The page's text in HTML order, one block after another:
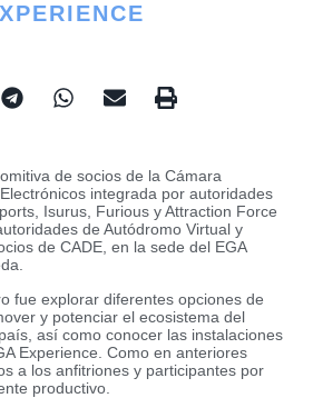
de socios de la Cámara
integrada por autoridades
Isurus, Furious y Attraction Force
de Autódromo Virtual y
de CADE, en la sede del EGA
fue explorar diferentes opciones de
y potenciar el ecosistema del
así como conocer las instalaciones
Experience. Como en anteriores
a los anfitriones y participantes por
productivo.